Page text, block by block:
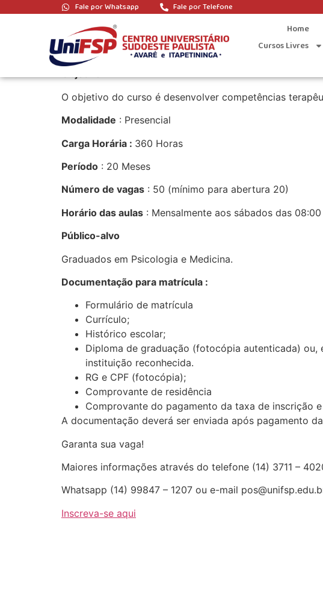
Fale por Whatsapp Fale por Telefone
Home
Cursos Livres
Especialização em
Especialização em Psicoterapia Comportamental
O objetivo do curso é desenvolver competências
Modalidade : Presencial
Carga Horária : 360 Horas
Período : 20 Meses
Número de vagas : 50 (mínimo para abertura 20)
Horário das aulas : Mensalmente aos sábados das
Público-alvo
Graduados em Psicologia e Medicina.
Documentação para matrícula :
Formulário de matrícula
Currículo;
Histórico escolar;
Diploma de graduação (fotocópia autenticada)
instituição reconhecida.
RG e CPF (fotocópia);
Comprovante de residência
Comprovante do pagamento da taxa de inscrição
A documentação deverá ser enviada após pagamento
Garanta sua vaga!
Maiores informações através do telefone (14) 3711 –
Whatsapp (14) 99847 – 1207 ou e-mail
Inscreva-se aqui